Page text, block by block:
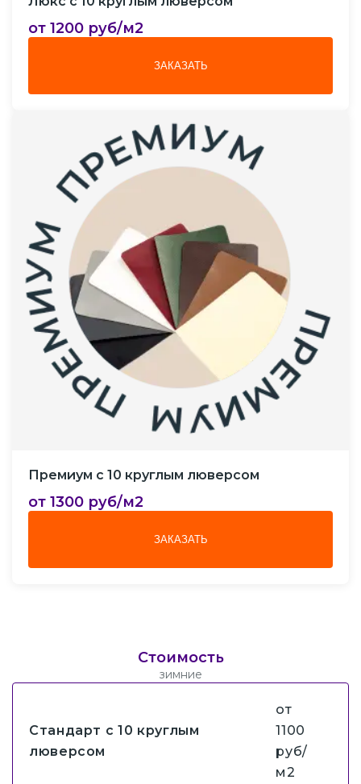
от 1200 руб/м2
ЗАКАЗАТЬ
Премиум с 10 круглым люверсом
от 1300 руб/м2
ЗАКАЗАТЬ
Стоимость
зимние
Стандарт с 10 круглым
люверсом
от
1100
руб/
м2